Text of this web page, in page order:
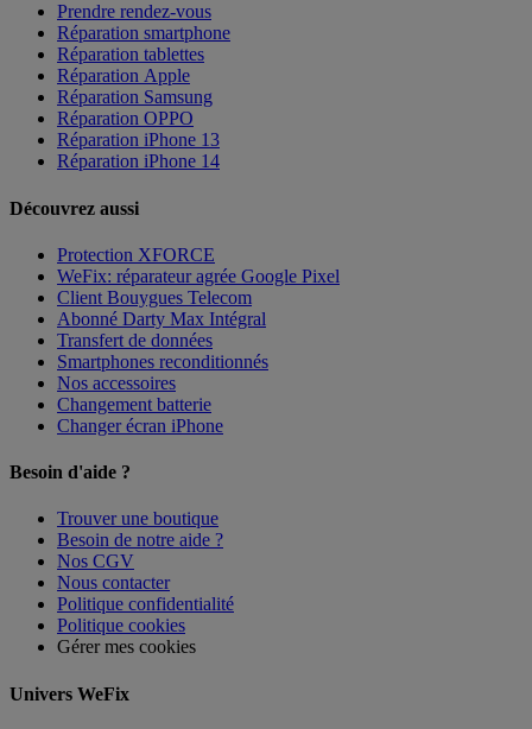
Prendre rendez-vous
Réparation smartphone
Réparation tablettes
Réparation Apple
Réparation Samsung
Réparation OPPO
Réparation iPhone 13
Réparation iPhone 14
Découvrez aussi
Protection XFORCE
WeFix: réparateur agrée Google Pixel
Client Bouygues Telecom
Abonné Darty Max Intégral
Transfert de données
Smartphones reconditionnés
Nos accessoires
Changement batterie
Changer écran iPhone
Besoin d'aide ?
Trouver une boutique
Besoin de notre aide ?
Nos CGV
Nous contacter
Politique confidentialité
Politique cookies
Gérer mes cookies
Univers WeFix